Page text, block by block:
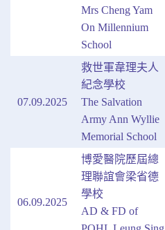
Mrs Cheng Yam
On Millennium
School
07.09.2025
救世軍韋理夫人
紀念學校
The Salvation
Army Ann Wyllie
Memorial School
06.09.2025
博愛醫院歷屆總
理聯誼會梁省德
學校
AD & FD of